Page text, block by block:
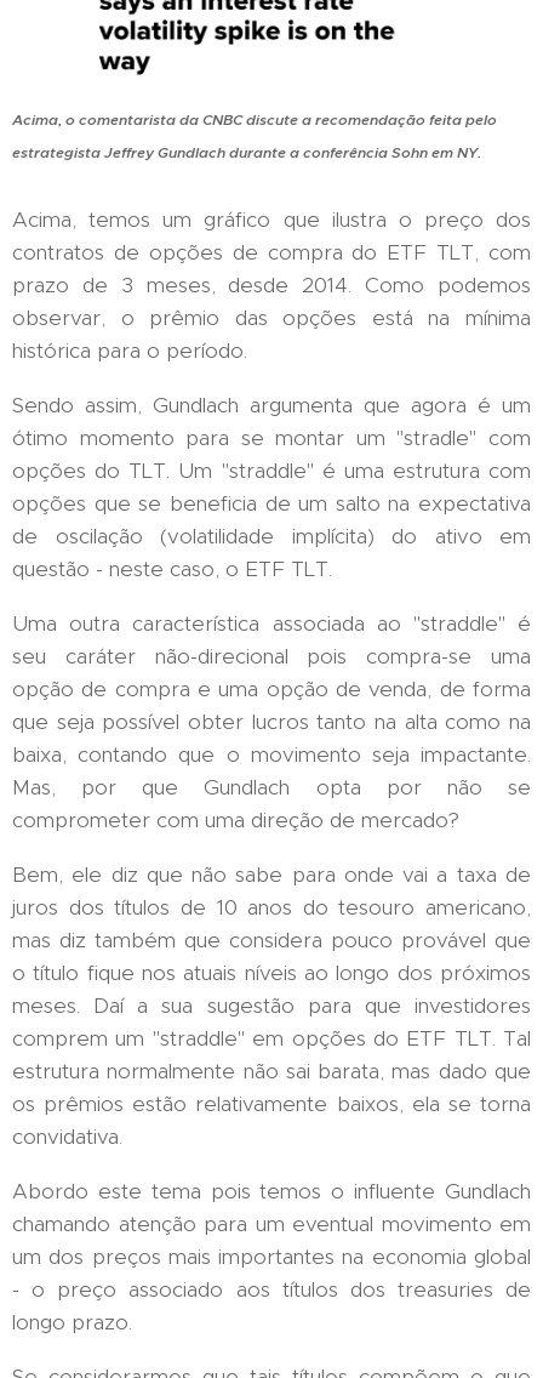
Acima, o comentarista da CNBC discute a recomendação feita pelo
estrategista Jeffrey Gundlach durante a conferência Sohn em NY.
Acima, temos um gráfico que ilustra o preço dos
contratos de opções de compra do ETF TLT, com
prazo de 3 meses, desde 2014. Como podemos
observar, o prêmio das opções está na mínima
histórica para o período.
Sendo assim, Gundlach argumenta que agora é um
ótimo momento para se montar um "stradle" com
opções do TLT. Um "straddle" é uma estrutura com
opções que se beneficia de um salto na expectativa
de oscilação (volatilidade implícita) do ativo em
questão - neste caso, o ETF TLT.
Uma outra característica associada ao "straddle" é
seu caráter não-direcional pois compra-se uma
opção de compra e uma opção de venda, de forma
que seja possível obter lucros tanto na alta como na
baixa, contando que o movimento seja impactante.
Mas, por que Gundlach opta por não se
comprometer com uma direção de mercado?
Bem, ele diz que não sabe para onde vai a taxa de
juros dos títulos de 10 anos do tesouro americano,
mas diz também que considera pouco provável que
o título fique nos atuais níveis ao longo dos próximos
meses. Daí a sua sugestão para que investidores
comprem um "straddle" em opções do ETF TLT. Tal
estrutura normalmente não sai barata, mas dado que
os prêmios estão relativamente baixos, ela se torna
convidativa.
Abordo este tema pois temos o influente Gundlach
chamando atenção para um eventual movimento em
um dos preços mais importantes na economia global
- o preço associado aos títulos dos treasuries de
longo prazo.